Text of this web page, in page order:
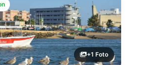
+1 Foto